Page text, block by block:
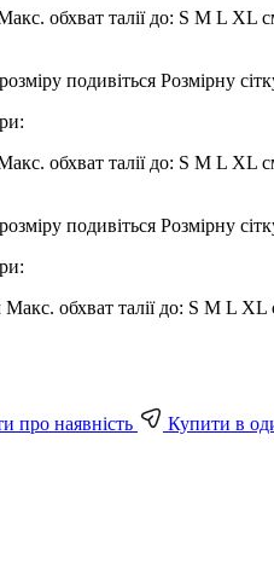
обхват талії до: S M L XL
подивіться Розмірну
обхват талії до: S M L XL
подивіться Розмірну
Макс. обхват талії до: S M L XL
про наявність
Купити в